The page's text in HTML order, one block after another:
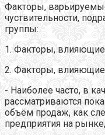
Факторы,
чуствительности,
группы:
1. Факторы,
2. Факторы,
- Наиболее часто, в
рассматриваются
объём продаж, как
предприятия на